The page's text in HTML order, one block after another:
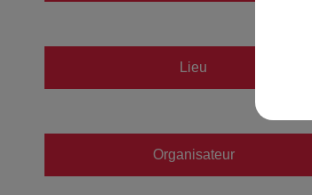
Lieu
Organisateur